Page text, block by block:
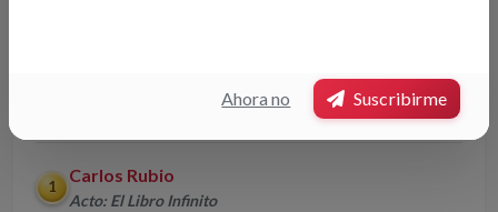
Histórico
1
Carlos Rubio
Acto: El Libro Infinito
Ahora no Suscribirme